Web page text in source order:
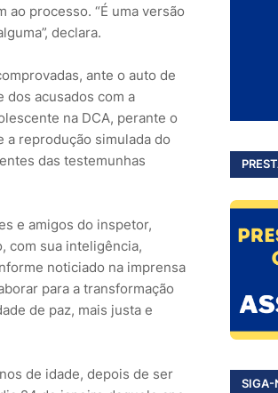
ao processo. “É uma versão
declara.
ante o auto de
dos acusados com a
na DCA, perante o
a reprodução simulada do
das testemunhas
e amigos do inspetor,
com sua inteligência,
noticiado na imprensa
para a transformação
de paz, mais justa e
de idade, depois de ser
SIGA-